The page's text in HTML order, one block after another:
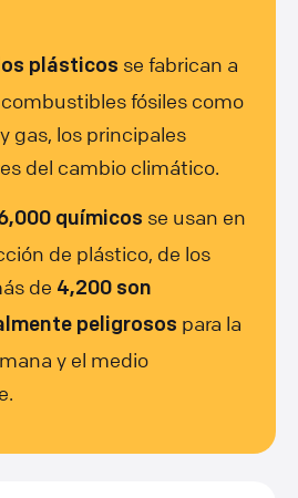
plásticos se fabrican a
fósiles como
gas, los principales
del cambio climático.
químicos se usan en
de plástico, de los
de 4,200 son
peligrosos para la
y el medio